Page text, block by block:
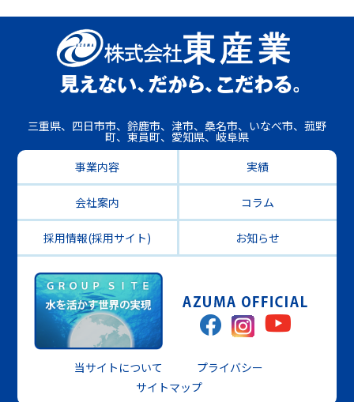
三重県、四日市市、鈴鹿市、津市、桑名市、いなべ市、菰野
町、東員町、愛知県、岐阜県
事業内容
実績
会社案内 コラム
採用情報(採用サイト) お知らせ
当サイトについて
プライバシー
サイトマップ